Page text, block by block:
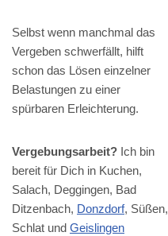
Selbst wenn manchmal das
Vergeben schwerfällt, hilft
schon das Lösen einzelner
Belastungen zu einer
spürbaren Erleichterung.
Vergebungsarbeit? Ich bin
bereit für Dich in Kuchen,
Salach, Deggingen, Bad
Ditzenbach, Donzdorf, Süßen,
Schlat und Geislingen